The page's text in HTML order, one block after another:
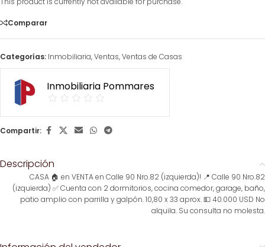
Comparar
Categorías: Inmobiliaria,Ventas,Ventas de Casas
Inmobiliaria Pommares
Compartir:
Descripción
CASA 🏠 en VENTA en Calle 90 Nro.82 (izquierda)! 📍 Calle 90 Nro.82
(izquierda) ✅ Cuenta con 2 dormitorios, cocina comedor, garage, baño,
patio amplio con parrilla y galpón. 10,80 x 33 aprox. 💵 40.000 USD No
alquila. Su consulta no molesta.